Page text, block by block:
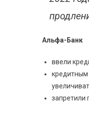
Альфа-Банк
ввели
кредитным
запретили